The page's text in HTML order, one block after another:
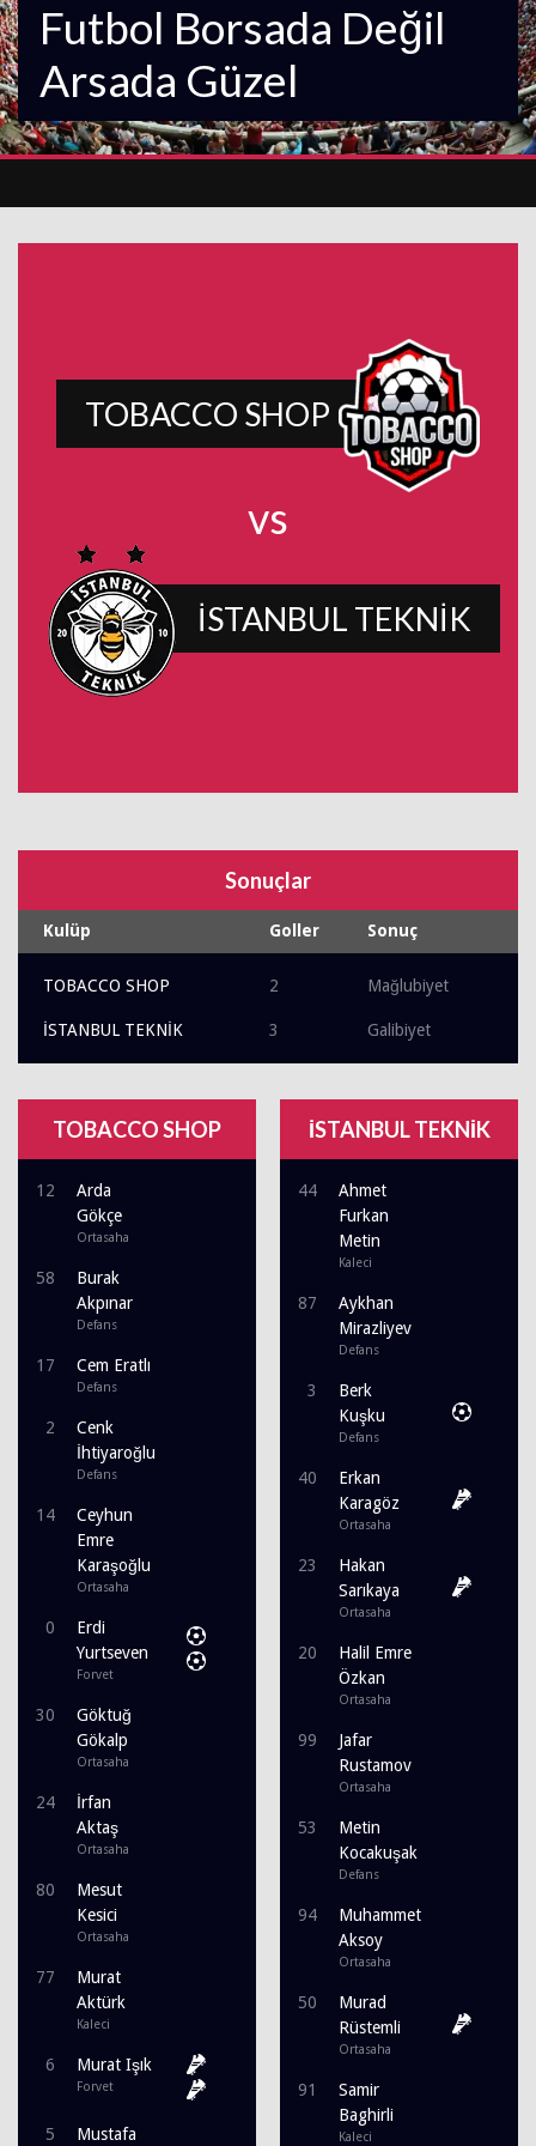
Futbol Borsada Değil
Arsada Güzel
TOBACCO SHOP
vs
İSTANBUL TEKNİK
Sonuçlar
Kulüp Goller Sonuç
TOBACCO SHOP 2 Mağlubiyet
İSTANBUL TEKNİK 3 Galibiyet
TOBACCO SHOP
12
Arda
Gökçe
Ortasaha
58
Burak
Akpınar
Defans
17 Cem Eratlı
Defans
2
Cenk
İhtiyaroğlu
Defans
14
Ceyhun
Emre
Karaşoğlu
Ortasaha
0
Erdi
Yurtseven
Forvet
30
Göktuğ
Gökalp
Ortasaha
24
İrfan
Aktaş
Ortasaha
80
Mesut
Kesici
Ortasaha
77
Murat
Aktürk
Kaleci
6 Murat Işık
Forvet
5 Mustafa
İSTANBUL TEKNİK
44
Ahmet
Furkan
Metin
Kaleci
87
Aykhan
Mirazliyev
Defans
3
Berk
Kuşku
Defans
40
Erkan
Karagöz
Ortasaha
23
Hakan
Sarıkaya
Ortasaha
20
Halil Emre
Özkan
Ortasaha
99
Jafar
Rustamov
Ortasaha
53
Metin
Kocakuşak
Defans
94
Muhammet
Aksoy
Ortasaha
50
Murad
Rüstemli
Ortasaha
91
Samir
Baghirli
Kaleci